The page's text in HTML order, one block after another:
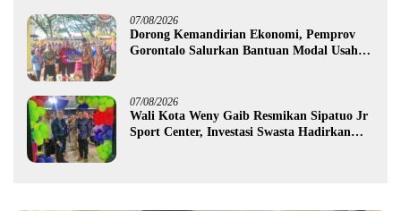
07/08/2026
Dorong Kemandirian Ekonomi, Pemprov
Gorontalo Salurkan Bantuan Modal Usaha
07/08/2026
Wali Kota Weny Gaib Resmikan Sipatuo Jr
Sport Center, Investasi Swasta Hadirkan